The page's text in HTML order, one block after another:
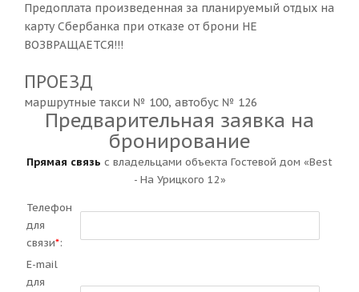
Предоплата произведенная за планируемый отдых на
карту Сбербанка при отказе от брони НЕ
ВОЗВРАЩАЕТСЯ!!!
ПРОЕЗД
маршрутные такси № 100, автобус № 126
Предварительная заявка на
бронирование
Прямая связь с владельцами объекта Гостевой дом «Best
- На Урицкого 12»
Телефон
для
связи*:
E-mail
для